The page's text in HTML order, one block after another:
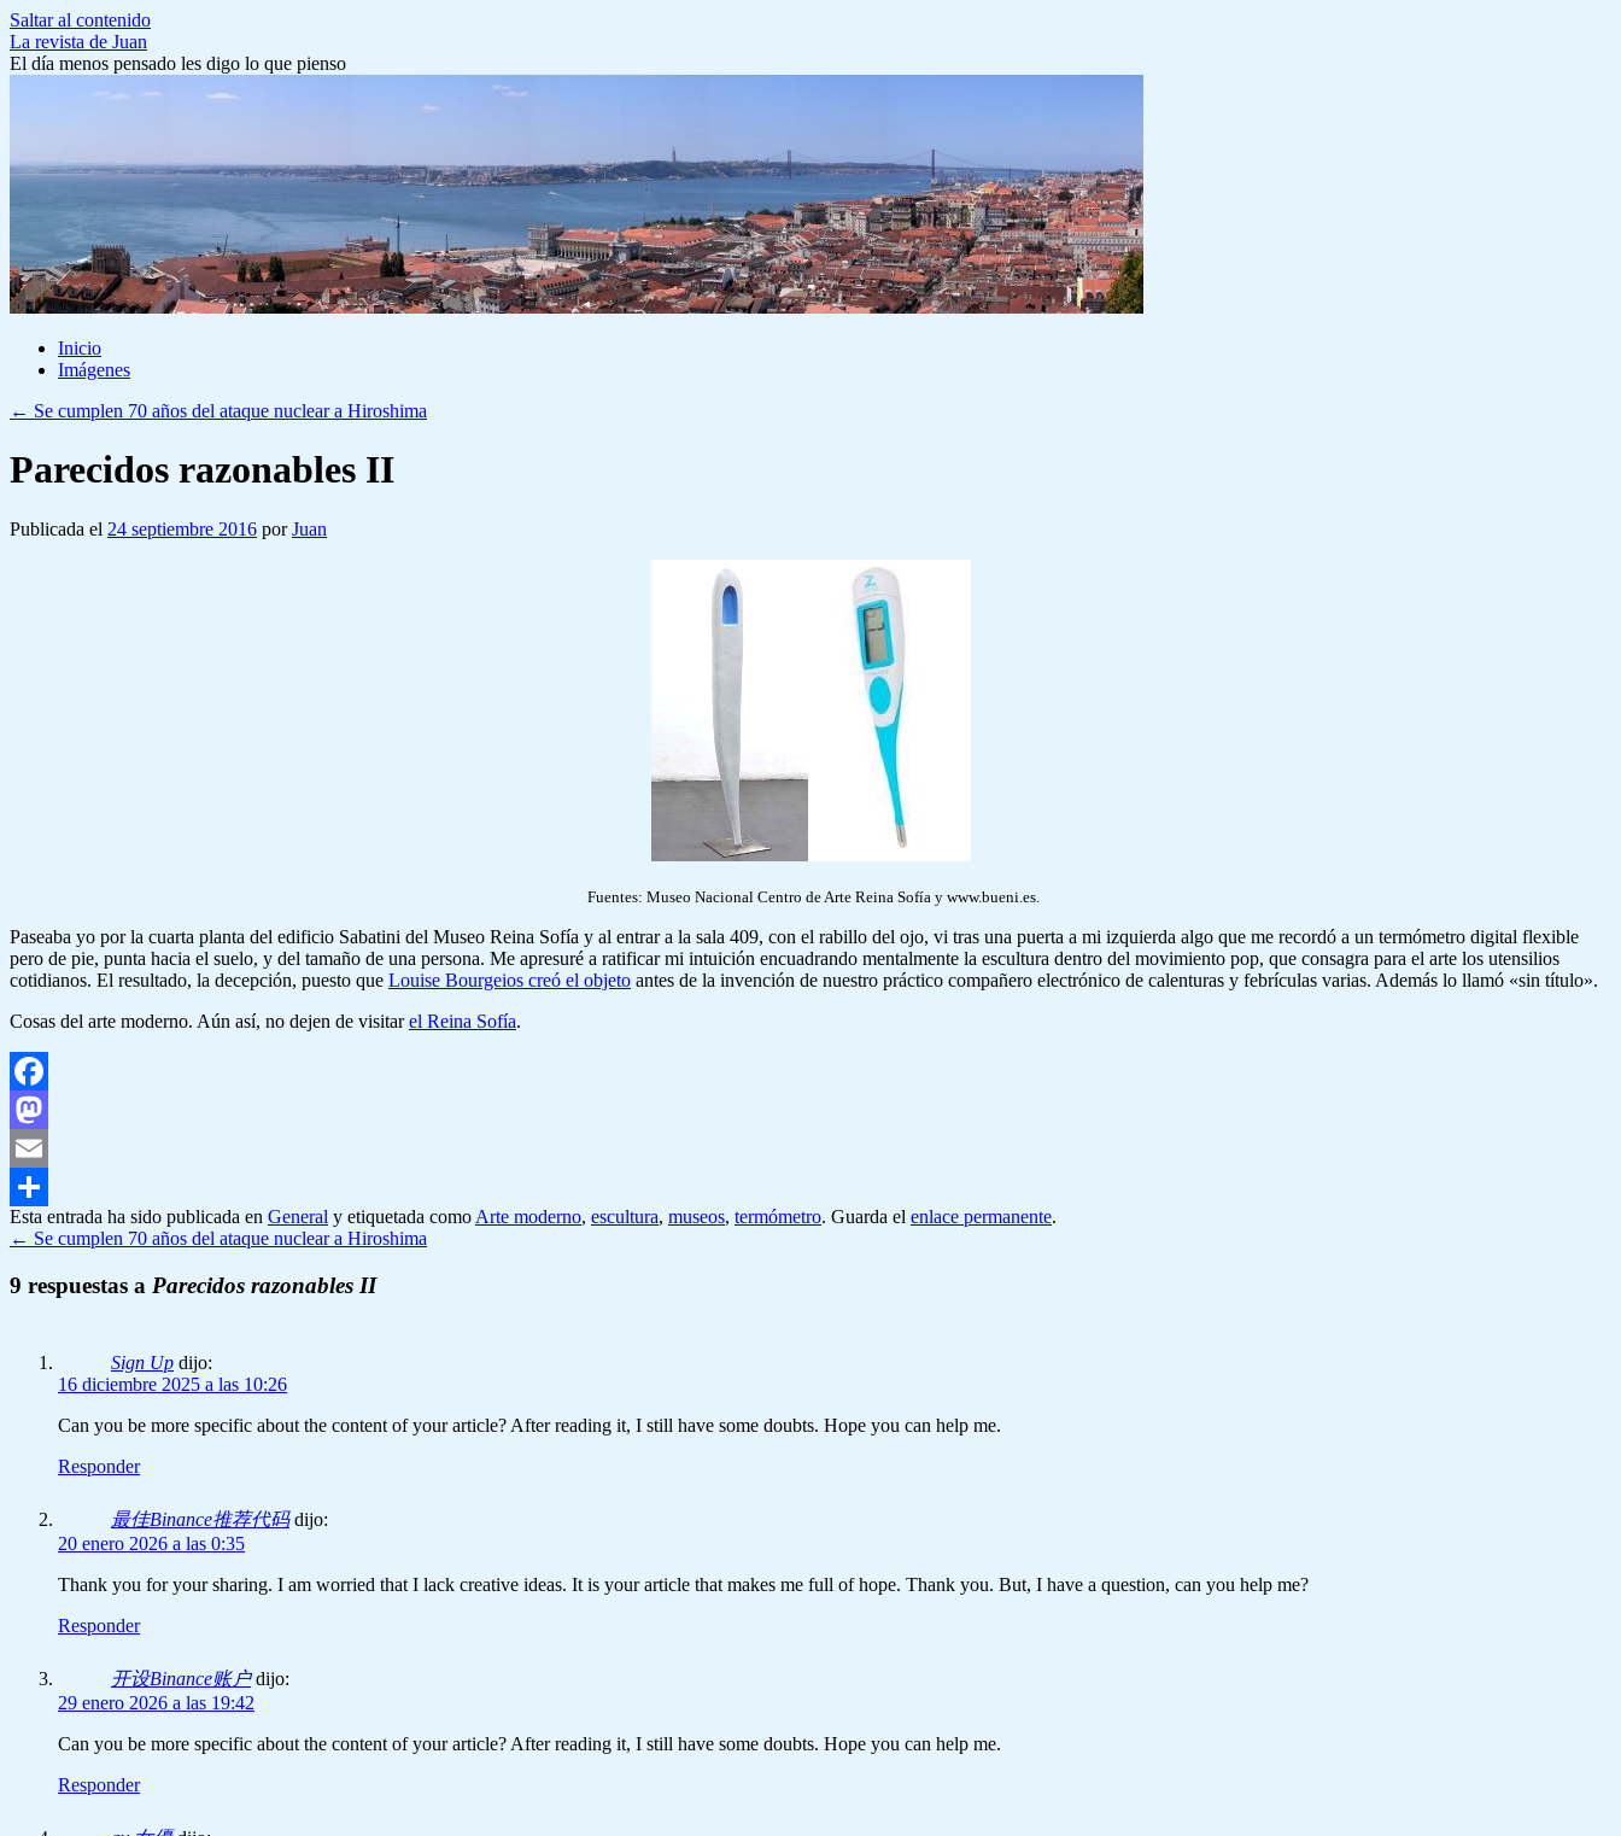
Saltar al contenido
La revista de Juan
El día menos pensado les digo lo que pienso
Inicio
Imágenes
← Se cumplen 70 años del ataque nuclear a Hiroshima
Parecidos razonables II
Publicada el 24 septiembre 2016 por Juan
Fuentes: Museo Nacional Centro de Arte Reina Sofía y www.bueni.es.
Paseaba yo por la cuarta planta del edificio Sabatini del Museo Reina Sofía y al entrar a la sala 409, con el rabillo del ojo, vi tras una puerta a mi izquierda algo que me recordó a un termómetro digital flexible
pero de pie, punta hacia el suelo, y del tamaño de una persona. Me apresuré a ratificar mi intuición encuadrando mentalmente la escultura dentro del movimiento pop, que consagra para el arte los utensilios
cotidianos. El resultado, la decepción, puesto que Louise Bourgeios creó el objeto antes de la invención de nuestro práctico compañero electrónico de calenturas y febrículas varias. Además lo llamó «sin título».
Cosas del arte moderno. Aún así, no dejen de visitarel Reina Sofía.
Facebook
Mastodon
Email
Compartir
Esta entrada ha sido publicada en General y etiquetada como Arte moderno, escultura, museos, termómetro. Guarda el enlace permanente.
← Se cumplen 70 años del ataque nuclear a Hiroshima
9 respuestas a Parecidos razonables II
Sign Up dijo:
16 diciembre 2025 a las 10:26
Can you be more specific about the content of your article? After reading it, I still have some doubts. Hope you can help me.
Responder
最佳Binance推荐代码 dijo:
20 enero 2026 a las 0:35
Thank you for your sharing. I am worried that I lack creative ideas. It is your article that makes me full of hope. Thank you. But, I have a question, can you help me?
Responder
开设Binance账户 dijo:
29 enero 2026 a las 19:42
Can you be more specific about the content of your article? After reading it, I still have some doubts. Hope you can help me.
Responder